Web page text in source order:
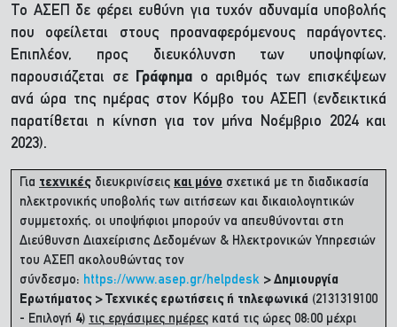
Το ΑΣΕΠ δε φέρει ευθύνη για τυχόν αδυναμία υποβολής
που οφείλεται στους προαναφερόμενους παράγοντες.
Επιπλέον, προς διευκόλυνση των υποψηφίων,
παρουσιάζεται σε
Γράφημα ο αριθμός των επισκέψεων
ανά ώρα της ημέρας στον Κόμβο του ΑΣΕΠ (ενδεικτικά
παρατίθεται η κίνηση για τον μήνα Νοέμβριο 2024 και
2023).
Για τεχνικές διευκρινίσεις και μόνο σχετικά με τη διαδικασία
ηλεκτρονικής υποβολής των αιτήσεων και δικαιολογητικών
συμμετοχής, οι υποψήφιοι μπορούν να απευθύνονται στη
Διεύθυνση Διαχείρισης Δεδομένων & Ηλεκτρονικών Υπηρεσιών
του ΑΣΕΠ ακολουθώντας τον
σύνδεσμο: https://www.asep.gr/helpdesk > Δημιουργία
Ερωτήματος > Τεχνικές ερωτήσεις ή τηλεφωνικά (2131319100
- Επιλογή 4) τις εργάσιμες ημέρες κατά τις ώρες 08:00 μέχρι